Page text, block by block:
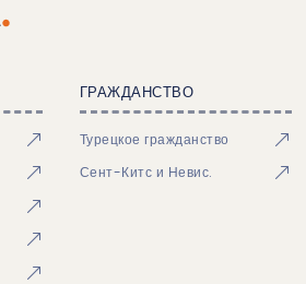
ГРАЖДАНСТВО
Турецкое гражданство
Сент-Китс и Невис.